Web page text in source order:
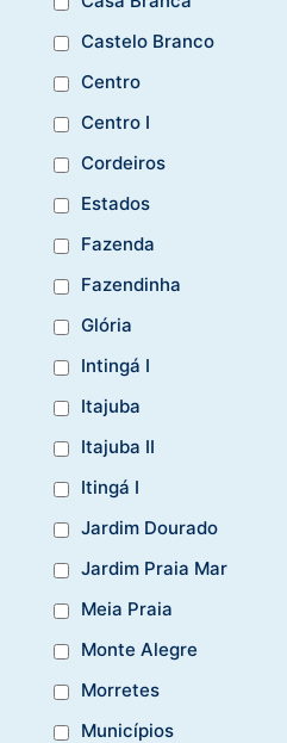
Castelo Branco
Centro
Centro I
Cordeiros
Estados
Fazenda
Fazendinha
Glória
Intingá I
Itajuba
Itajuba II
Itingá I
Jardim Dourado
Jardim Praia Mar
Meia Praia
Monte Alegre
Morretes
Municípios